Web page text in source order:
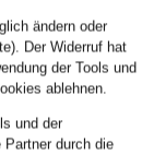
ändern oder
Der Widerruf hat
der Tools und
ablehnen.
und der
Partner durch die